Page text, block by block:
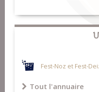
Fest-Noz et Fest-
Tout l'annuaire